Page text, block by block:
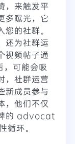
，来触发平
多曝光，它
的社群。
还为社群运
视频帖子通
可能会吸
，社群运营
新成员参与
，他们不仅
的 advocat
循环。